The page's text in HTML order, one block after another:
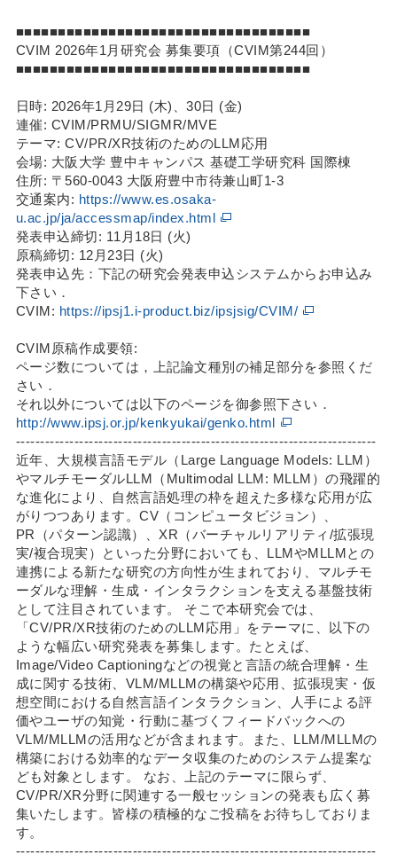
■■■■■■■■■■■■■■■■■■■■■■■■■■■■■■■■■■■
CVIM 2026年1月研究会 募集要項（CVIM第244回）
■■■■■■■■■■■■■■■■■■■■■■■■■■■■■■■■■■■
日時: 2026年1月29日 (木)、30日 (金)
連催: CVIM/PRMU/SIGMR/MVE
テーマ: CV/PR/XR技術のためのLLM応用
会場: 大阪大学 豊中キャンパス 基礎工学研究科 国際棟
住所: 〒560-0043 大阪府豊中市待兼山町1-3
交通案内: https://www.es.osaka-
u.ac.jp/ja/accessmap/index.html
発表申込締切: 11月18日 (火)
原稿締切: 12月23日 (火)
発表申込先：下記の研究会発表申込システムからお申込み
下さい ．
CVIM: https://ipsj1.i-product.biz/ipsjsig/CVIM/
CVIM原稿作成要領:
ページ数については，上記論文種別の補足部分を参照くだ
さい．
それ以外については以下のページを御参照下さい．
http://www.ipsj.or.jp/kenkyukai/genko.html
--------------------------------------------------------------------------
近年、大規模言語モデル（Large Language Models: LLM）
やマルチモーダルLLM（Multimodal LLM: MLLM）の飛躍的
な進化により、自然言語処理の枠を超えた多様な応用が広
がりつつあります。CV（コンピュータビジョン）、
PR（パターン認識）、XR（バーチャルリアリティ/拡張現
実/複合現実）といった分野においても、LLMやMLLMとの
連携による新たな研究の方向性が生まれており、マルチモ
ーダルな理解・生成・インタラクションを支える基盤技術
として注目されています。 そこで本研究会では、
「CV/PR/XR技術のためのLLM応用」をテーマに、以下の
ような幅広い研究発表を募集します。たとえば、
Image/Video Captioningなどの視覚と言語の統合理解・生
成に関する技術、VLM/MLLMの構築や応用、拡張現実・仮
想空間における自然言語インタラクション、人手による評
価やユーザの知覚・行動に基づくフィードバックへの
VLM/MLLMの活用などが含まれます。また、LLM/MLLMの
構築における効率的なデータ収集のためのシステム提案な
ども対象とします。 なお、上記のテーマに限らず、
CV/PR/XR分野に関連する一般セッションの発表も広く募
集いたします。皆様の積極的なご投稿をお待ちしておりま
す。
--------------------------------------------------------------------------